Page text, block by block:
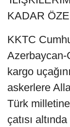
KADAR
KKTC
Azerbaycan-
kargo
askerlere
Türk
çatısı